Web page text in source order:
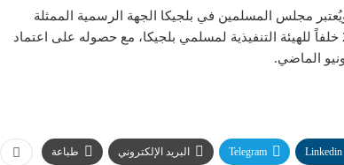
مجلس المسلمين في بلجيكا الجهة الرسمية الممثلة
للديانة الإسلامية في البلاد حالياً، وقد تم تأسيسه سنة 2023 خلفاً للهيئة التنفيذية لمسلمي بلجيكا، مع حصوله على اعتماد
الماضي.
Linkedin
Telegram البريد الإلكتروني طباعة